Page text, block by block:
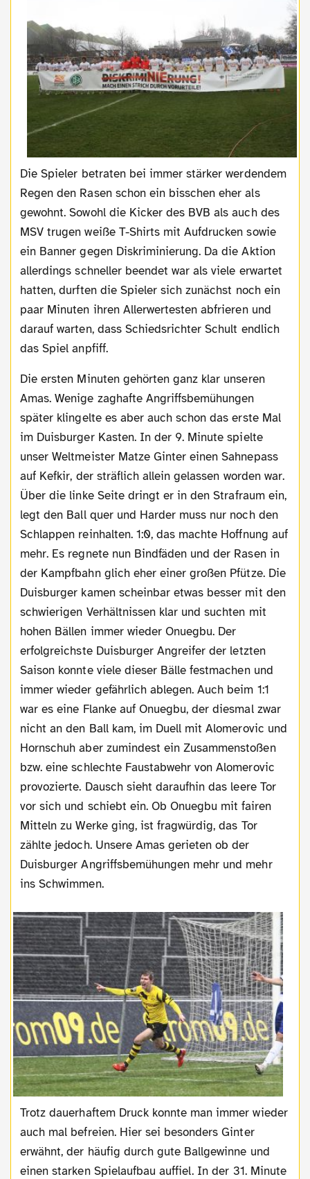
Die Spieler betraten bei immer stärker werdendem
Regen den Rasen schon ein bisschen eher als
gewohnt. Sowohl die Kicker des BVB als auch des
MSV trugen weiße T-Shirts mit Aufdrucken sowie
ein Banner gegen Diskriminierung. Da die Aktion
allerdings schneller beendet war als viele erwartet
hatten, durften die Spieler sich zunächst noch ein
paar Minuten ihren Allerwertesten abfrieren und
darauf warten, dass Schiedsrichter Schult endlich
das Spiel anpfiff.
Die ersten Minuten gehörten ganz klar unseren
Amas. Wenige zaghafte Angriffsbemühungen
später klingelte es aber auch schon das erste Mal
im Duisburger Kasten. In der 9. Minute spielte
unser Weltmeister Matze Ginter einen Sahnepass
auf Kefkir, der sträflich allein gelassen worden war.
Über die linke Seite dringt er in den Strafraum ein,
legt den Ball quer und Harder muss nur noch den
Schlappen reinhalten. 1:0, das machte Hoffnung auf
mehr. Es regnete nun Bindfäden und der Rasen in
der Kampfbahn glich eher einer großen Pfütze. Die
Duisburger kamen scheinbar etwas besser mit den
schwierigen Verhältnissen klar und suchten mit
hohen Bällen immer wieder Onuegbu. Der
erfolgreichste Duisburger Angreifer der letzten
Saison konnte viele dieser Bälle festmachen und
immer wieder gefährlich ablegen. Auch beim 1:1
war es eine Flanke auf Onuegbu, der diesmal zwar
nicht an den Ball kam, im Duell mit Alomerovic und
Hornschuh aber zumindest ein Zusammenstoßen
bzw. eine schlechte Faustabwehr von Alomerovic
provozierte. Dausch sieht daraufhin das leere Tor
vor sich und schiebt ein. Ob Onuegbu mit fairen
Mitteln zu Werke ging, ist fragwürdig, das Tor
zählte jedoch. Unsere Amas gerieten ob der
Duisburger Angriffsbemühungen mehr und mehr
ins Schwimmen.
Trotz dauerhaftem Druck konnte man immer wieder
auch mal befreien. Hier sei besonders Ginter
erwähnt, der häufig durch gute Ballgewinne und
einen starken Spielaufbau auffiel. In der 31. Minute